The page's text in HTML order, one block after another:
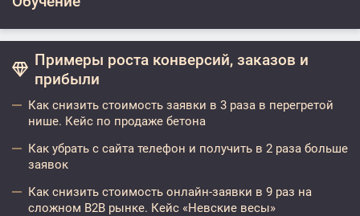
Примеры роста конверсий, заказов и
прибыли
Как снизить стоимость заявки в 3 раза в перегретой
нише. Кейс по продаже бетона
Как убрать с сайта телефон и получить в 2 раза больше
заявок
Как снизить стоимость онлайн-заявки в 9 раз на
сложном B2B рынке. Кейс «Невские весы»